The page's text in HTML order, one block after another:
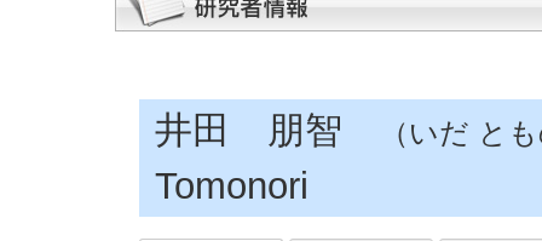
井田 朋智 （いだ と
Tomonori